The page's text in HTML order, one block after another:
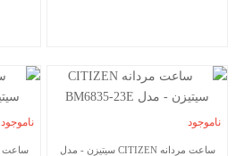
ناموجود
ساعت مردانه CITIZEN سیتیزن - مدل
ناموجود